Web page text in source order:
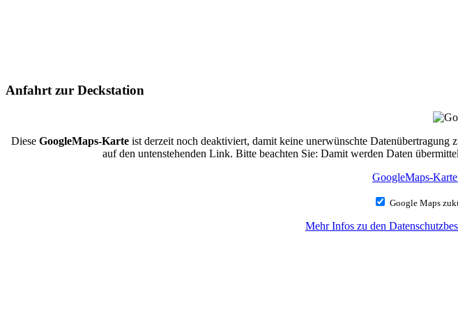
Anfahrt zur Deckstation
Diese GoogleMaps-Karte ist derzeit noch deaktiviert, damit keine unerwünschte
auf den untenstehenden Link. Bitte beachten Sie: Damit werden Daten
GoogleMaps-
Google Maps
Mehr Infos zu den